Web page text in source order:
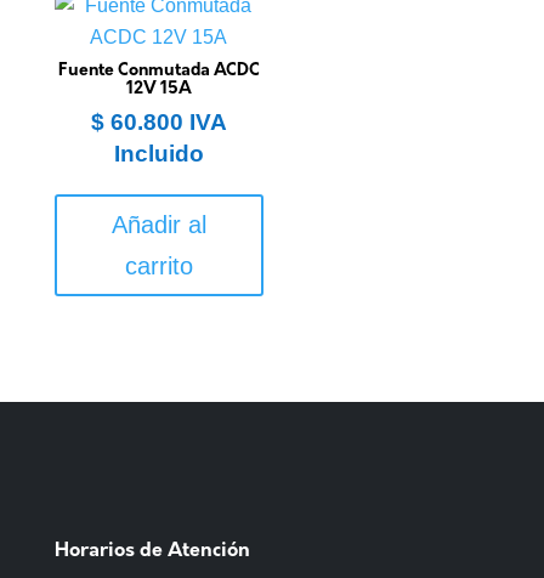
Fuente Conmutada ACDC
12V 15A
$60.800 IVA
Incluido
Añadir al
carrito
Horarios de Atención